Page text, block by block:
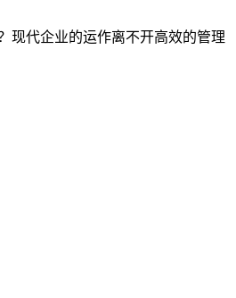
现代企业的运作离不开高效的管理